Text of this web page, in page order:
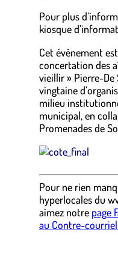
Pour plus
kiosque
Cet évènement
concertation des
vieillir » Pierre-De
vingtaine
milieu
municipal, en
Promenades de
Pour ne rien
hyperlocales du
aimez notre page
au Contre-